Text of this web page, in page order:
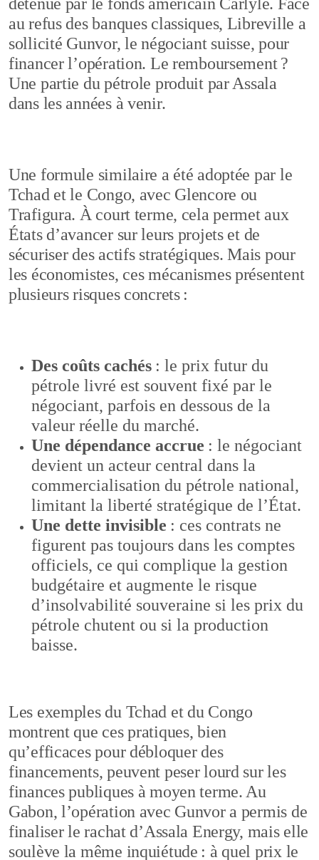
au refus des banques classiques, Libreville a
sollicité Gunvor, le négociant suisse, pour
financer l’opération. Le remboursement ?
Une partie du pétrole produit par Assala
dans les années à venir.
Une formule similaire a été adoptée par le
Tchad et le Congo, avec Glencore ou
Trafigura. À court terme, cela permet aux
États d’avancer sur leurs projets et de
sécuriser des actifs stratégiques. Mais pour
les économistes, ces mécanismes présentent
plusieurs risques concrets :
Des coûts cachés : le prix futur du
pétrole livré est souvent fixé par le
négociant, parfois en dessous de la
valeur réelle du marché.
Une dépendance accrue : le négociant
devient un acteur central dans la
commercialisation du pétrole national,
limitant la liberté stratégique de l’État.
Une dette invisible : ces contrats ne
figurent pas toujours dans les comptes
officiels, ce qui complique la gestion
budgétaire et augmente le risque
d’insolvabilité souveraine si les prix du
pétrole chutent ou si la production
baisse.
Les exemples du Tchad et du Congo
montrent que ces pratiques, bien
qu’efficaces pour débloquer des
financements, peuvent peser lourd sur les
finances publiques à moyen terme. Au
Gabon, l’opération avec Gunvor a permis de
finaliser le rachat d’Assala Energy, mais elle
soulève la même inquiétude : à quel prix le